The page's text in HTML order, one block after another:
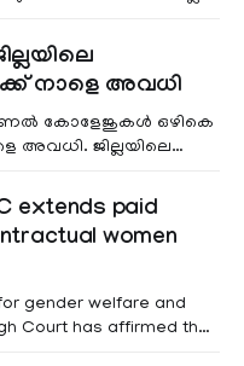
പേ വാർഡു
നാളെ അവധി
കോളേജുകൾ ഒഴികെ
അവധി. ജില്ലയിലെ
ശക്തമായ മഴയു
extends paid
women
gender welfare and
Court has affirmed that
in government-funded